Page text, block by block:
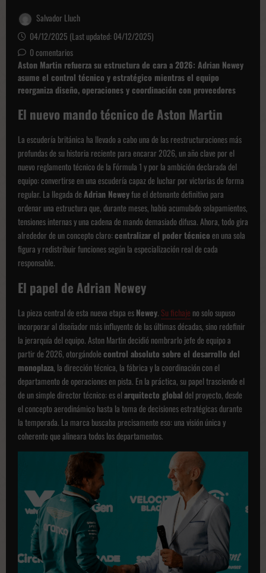
Salvador Lluch
04/12/2025 (Last updated: 04/12/2025)
0 comentarios
Aston Martin refuerza su estructura de cara a 2026: Adrian Newey
asume el control técnico y estratégico mientras el equipo
reorganiza diseño, operaciones y coordinación con proveedores
El nuevo mando técnico de Aston Martin
La escudería británica ha llevado a cabo una de las reestructuraciones más
profundas de su historia reciente para encarar 2026, un año clave por el
nuevo reglamento técnico de la Fórmula 1 y por la ambición declarada del
equipo: convertirse en una escudería capaz de luchar por victorias de forma
regular. La llegada deAdrian Neweyfue el detonante definitivo para
ordenar una estructura que, durante meses, había acumulado solapamientos,
tensiones internas y una cadena de mando demasiado difusa. Ahora, todo gira
alrededor de un concepto claro:centralizar el poder técnicoen una sola
figura y redistribuir funciones según la especialización real de cada
responsable.
El papel de Adrian Newey
La pieza central de esta nueva etapa esNewey. Su fichaje no solo supuso
incorporar al diseñador más influyente de las últimas décadas, sino redefinir
la jerarquía del equipo. Aston Martin decidió nombrarlo jefe de equipo a
partir de 2026, otorgándolecontrol absoluto sobre el desarrollo del
monoplaza, la dirección técnica, la fábrica y la coordinación con el
departamento de operaciones en pista. En la práctica, su papel trasciende el
de un simple director técnico: es elarquitecto globaldel proyecto, desde
el concepto aerodinámico hasta la toma de decisiones estratégicas durante
la temporada. La marca buscaba precisamente eso: una visión única y
coherente que alineara todos los departamentos.